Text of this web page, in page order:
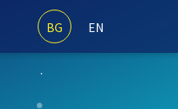
BG EN